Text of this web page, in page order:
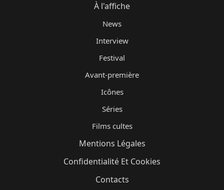
À l'affiche
News
Interview
Festival
Avant-première
Icônes
Séries
Films cultes
Mentions Légales
Confidentialité Et Cookies
Contacts